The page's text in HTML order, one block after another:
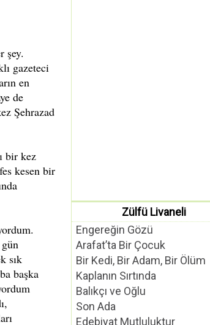
Zülfü Livaneli
Engereğin Gözü
Arafat’ta Bir Çocuk
Bir Kedi, Bir Adam, Bir Ölüm
Kaplanın Sırtında
Balıkçı ve Oğlu
Son Ada
Edebiyat Mutluluktur